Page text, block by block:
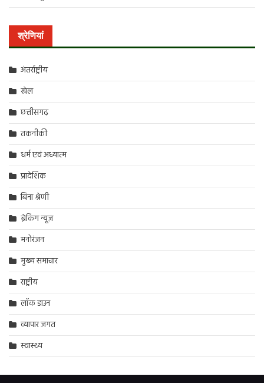
श्रेणियां
अंतर्राष्ट्रीय
खेल
छत्तीसगढ़
तकनीकी
धर्म एवं अध्यात्म
प्रादेशिक
बिना श्रेणी
ब्रेकिंग न्यूज़
मनोरंजन
मुख्य समाचार
राष्ट्रीय
लॉक डाउन
व्यापार जगत
स्वास्थ्य